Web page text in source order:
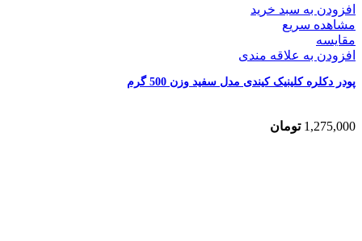
افزودن به سبد خرید
مشاهده سریع
مقایسه
افزودن به علاقه مندی
پودر دکلره کلینیک کیندی مدل سفید وزن 500 گرم
1,275,000 تومان